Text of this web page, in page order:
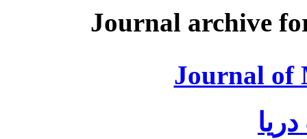
Journal archive
Journal of